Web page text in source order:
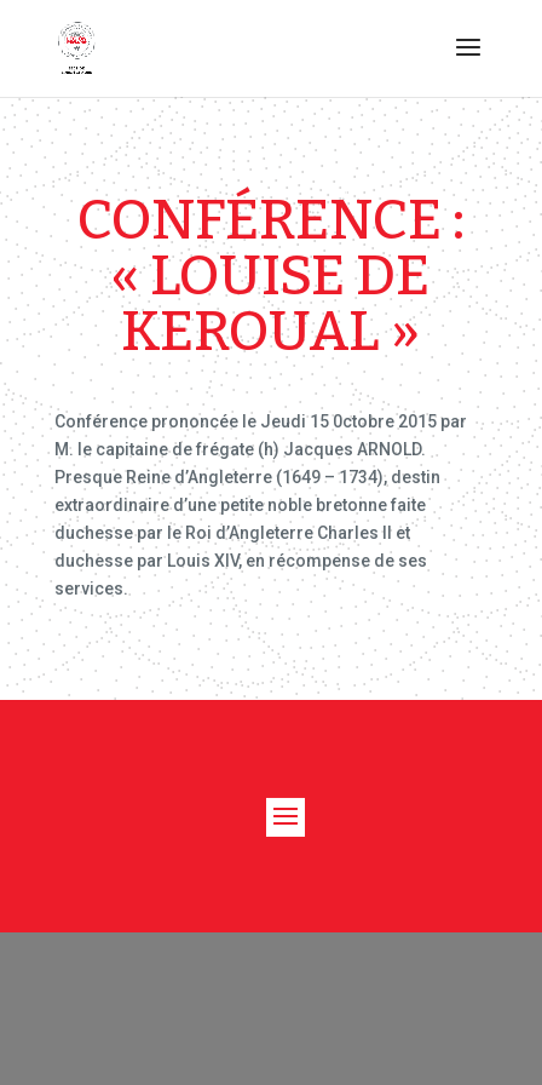
CONFÉRENCE :
« LOUISE DE
KEROUAL »
Conférence prononcée le Jeudi 15 0ctobre 2015 par
M. le capitaine de frégate (h) Jacques ARNOLD.
Presque Reine d’Angleterre (1649 – 1734), destin
extraordinaire d’une petite noble bretonne faite
duchesse par le Roi d’Angleterre Charles II et
duchesse par Louis XIV, en récompense de ses
services.